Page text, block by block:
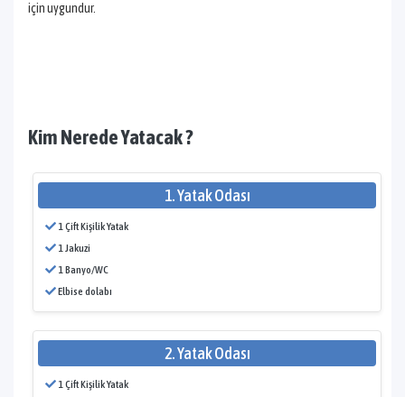
için uygundur.
Kim Nerede Yatacak ?
1. Yatak Odası
1 Çift Kişilik Yatak
1 Jakuzi
1 Banyo/WC
Elbise dolabı
2. Yatak Odası
1 Çift Kişilik Yatak